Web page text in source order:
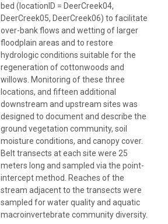
bed (locationID = DeerCreek04,
DeerCreek05, DeerCreek06) to facilitate
over-bank flows and wetting of larger
floodplain areas and to restore
hydrologic conditions suitable for the
regeneration of cottonwoods and
willows. Monitoring of these three
locations, and fifteen additional
downstream and upstream sites was
designed to document and describe the
ground vegetation community, soil
moisture conditions, and canopy cover.
Belt transects at each site were 25
meters long and sampled via the point-
intercept method. Reaches of the
stream adjacent to the transects were
sampled for water quality and aquatic
macroinvertebrate community diversity.